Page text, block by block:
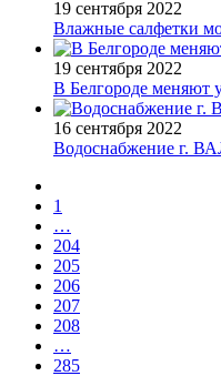
19 сентября 2022
Влажные салфетки
19 сентября 2022
В Белгороде меняют
16 сентября 2022
Водоснабжение г.
1
…
204
205
206
207
208
…
285